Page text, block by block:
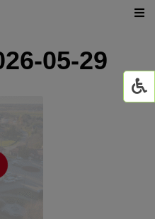
05-29